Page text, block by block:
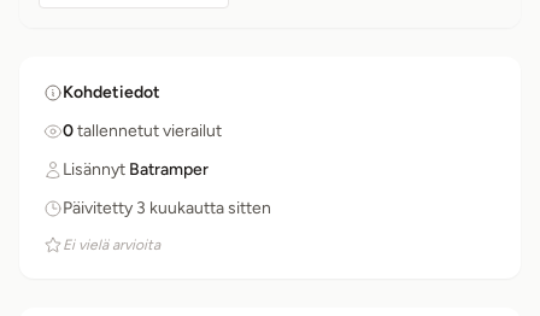
Kohdetiedot
0tallennetut vierailut
Lisännyt Batramper
Päivitetty 3 kuukautta sitten
Ei vielä arvioita